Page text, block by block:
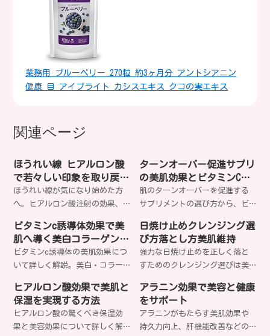
業務用 ブルーベリー 270粒 約3ヶ月分 アントシアニン
健康 目 アイブライト カシスエキス クコの実エキス
関連ページ
ほうれい線 ヒアルロン酸
で若々しい印象を取り戻す
完全ガイド
ほうれい線が気になり始めた方
へ。ヒアルロン酸注射の効果、
解説。自然な仕上がりで年齢を
感じさせない美肌を手に入れま
せんか？
ターンオーバー促進サプリ
の美肌効果とビタミンC・
亜鉛の選び方
肌のターンオーバーを促進する
サプリメントの選び方から、ビ
で詳しく解説。美肌を目指す女
性におすすめの栄養素と摂取方
法をご紹介します。どのサプリ
があなたの肌質に最適なのでし
ょうか？
ビタミンc誘導体効果で美
肌へ導く美白コラーゲン促
進毛穴引き締め
ビタミンc誘導体の美肌効果につ
いて詳しく解説。美白・コラー
ど、美容に嬉しい効果を科学的
根拠と共にお伝えします。あな
たの肌悩みにビタミンc誘導体は
どう効果的でしょうか？
日焼け止めクレンジング選
び方落とし方美肌維持
強力な日焼け止めを正しく落と
すためのクレンジング選びは美
プに合わせた適切な落とし方
で、毛穴トラブルや肌荒れを防
げるのをご存知ですか？
ヒアルロン酸効果で美肌と
保湿を実現する方法
ヒアルロン酸の驚くべき保湿効
果と美容効果について詳しく解
アラニン効果で美容と健康
をサポート
アラニンがもたらす美肌効果や
持久力向上、肝機能改善などの